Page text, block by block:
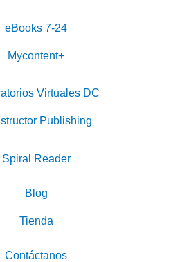
eBooks 7-24
Mycontent+
Virtuales DC
Publishing
Spiral Reader
Blog
Tienda
Contáctanos